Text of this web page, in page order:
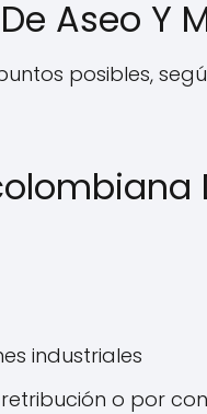
Aseo Y
posibles,
industriales
o por